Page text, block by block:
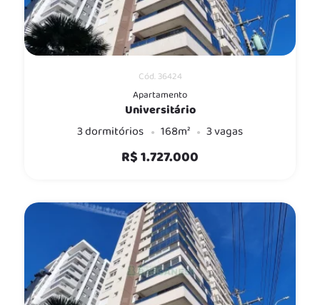
Cód. 36424
Apartamento
Universitário
3 dormitórios
168m² 3 vagas
R$ 1.727.000